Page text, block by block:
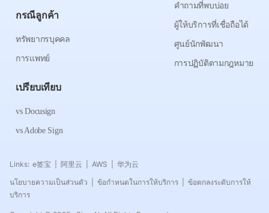
กรณีลูกค้า
ทรัพยากรบุคคล
การแพทย์
เปรียบเทียบ
vs Docusign
vs Adobe Sign
คำถามที่พบบ่อย
ผู้ให้บริการที่เชื่อถือได้
ศูนย์นักพัฒนา
การปฏิบัติตามกฎหมาย
Links: e签宝 阿里云 AWS
华为云
นโยบายความเป็นส่วนตัว
ข้อกำหนดในการให้บริการ
ข้อตกลงระดับการให้
บริการ